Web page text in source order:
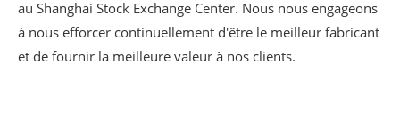
au Shanghai Stock Exchange Center. Nous nous engageons
à nous efforcer continuellement d'être le meilleur fabricant
et de fournir la meilleure valeur à nos clients.